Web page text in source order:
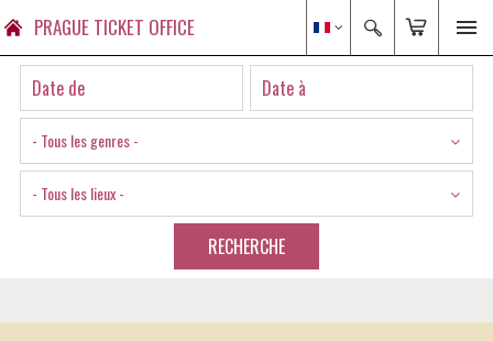
PRAGUE TICKET OFFICE
- Tous les genres -
- Tous les lieux -
RECHERCHE